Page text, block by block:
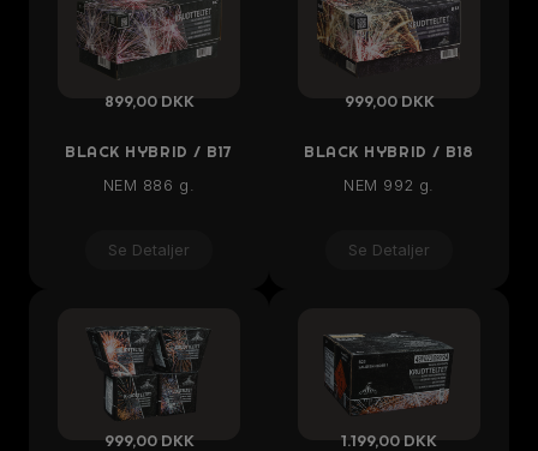
899,00 DKK
BLACK HYBRID / B17
NEM 886 g.
Se Detaljer
999,00 DKK
BLACK HYBRID / B18
NEM 992 g.
Se Detaljer
999,00 DKK 1.199,00 DKK